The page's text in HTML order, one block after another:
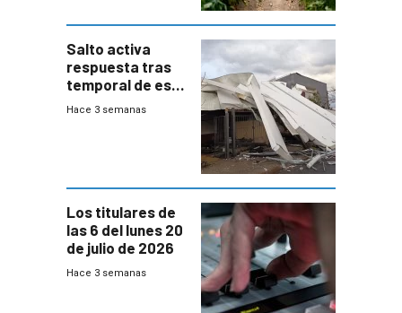
Salto activa
respuesta tras
temporal de este
sábado con
Hace 3 semanas
Los titulares de
las 6 del lunes 20
de julio de 2026
Hace 3 semanas